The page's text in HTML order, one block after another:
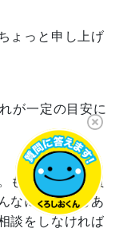
ょっと申し上げ
が一定の目安に
もう一つは職員
なに簡単でもあ
談をしなければ